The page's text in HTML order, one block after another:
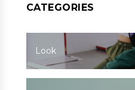
CATEGORIES
Look